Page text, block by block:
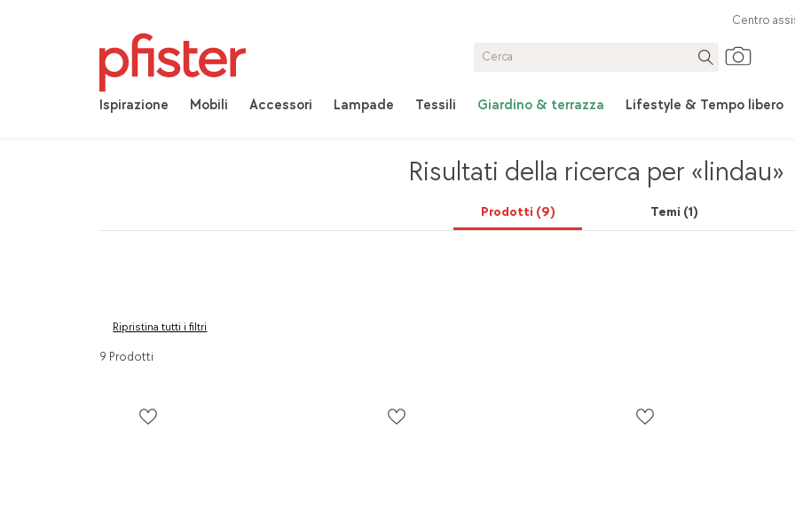
Ispirazione Mobili Accessori Lampade Tessili Giardino & terrazza Lifestyle & Tempo libero
Centro
Risultati della ricerca per «lindau»
Prodotti (9) Temi (1)
Ripristina tutti i filtri
9 Prodotti